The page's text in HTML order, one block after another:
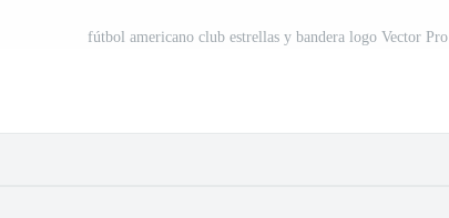
fútbol americano club estrellas y bandera logo Vector Pro